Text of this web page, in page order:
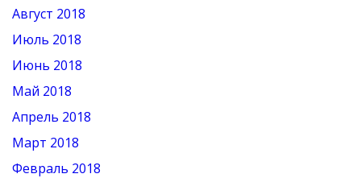
Август 2018
Июль 2018
Июнь 2018
Май 2018
Апрель 2018
Март 2018
Февраль 2018